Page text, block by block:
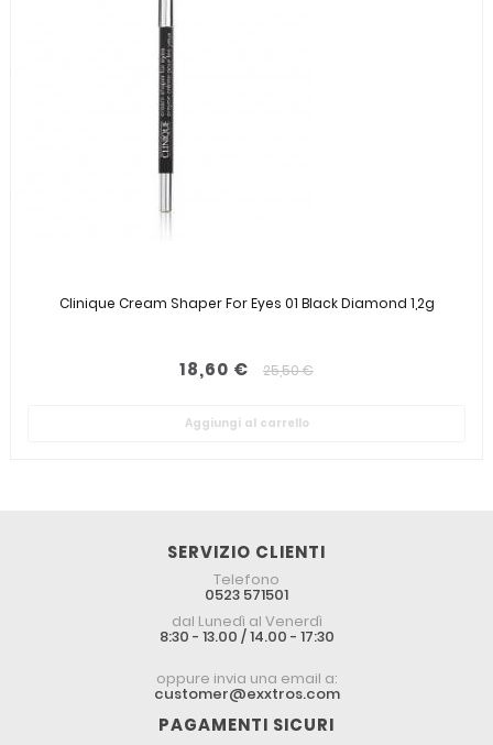
Clinique Cream Shaper For Eyes 01 Black Diamond 1,2g
18,60 € 25,50 €
Aggiungi al carrello
SERVIZIO CLIENTI
Telefono
0523 571501
dal Lunedì al Venerdì
8:30 - 13.00 / 14.00 - 17:30
oppure invia una email a:
customer@exxtros.com
PAGAMENTI SICURI